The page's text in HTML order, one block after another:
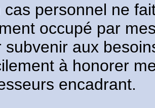
cas personnel ne
occupé par
subvenir aux
à honorer
encadrant.